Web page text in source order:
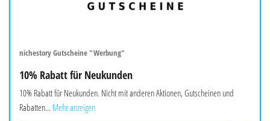
nichestory Gutscheine "Werbung"
10% Rabatt für Neukunden
10% Rabatt für Neukunden. Nicht mit anderen Aktionen, Gutscheinen und
Rabatten... Mehr anzeigen